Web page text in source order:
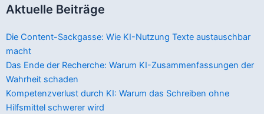
Aktuelle Beiträge
Die Content-Sackgasse: Wie KI-Nutzung Texte austauschbar
macht
Das Ende der Recherche: Warum KI-Zusammenfassungen der
Wahrheit schaden
Kompetenzverlust durch KI: Warum das Schreiben ohne
Hilfsmittel schwerer wird